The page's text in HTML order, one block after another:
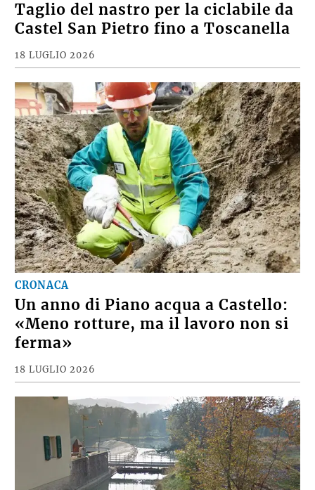
Taglio del nastro per la ciclabile da
Castel San Pietro fino a Toscanella
18 LUGLIO 2026
CRONACA
Un anno di Piano acqua a Castello:
«Meno rotture, ma il lavoro non si
ferma»
18 LUGLIO 2026